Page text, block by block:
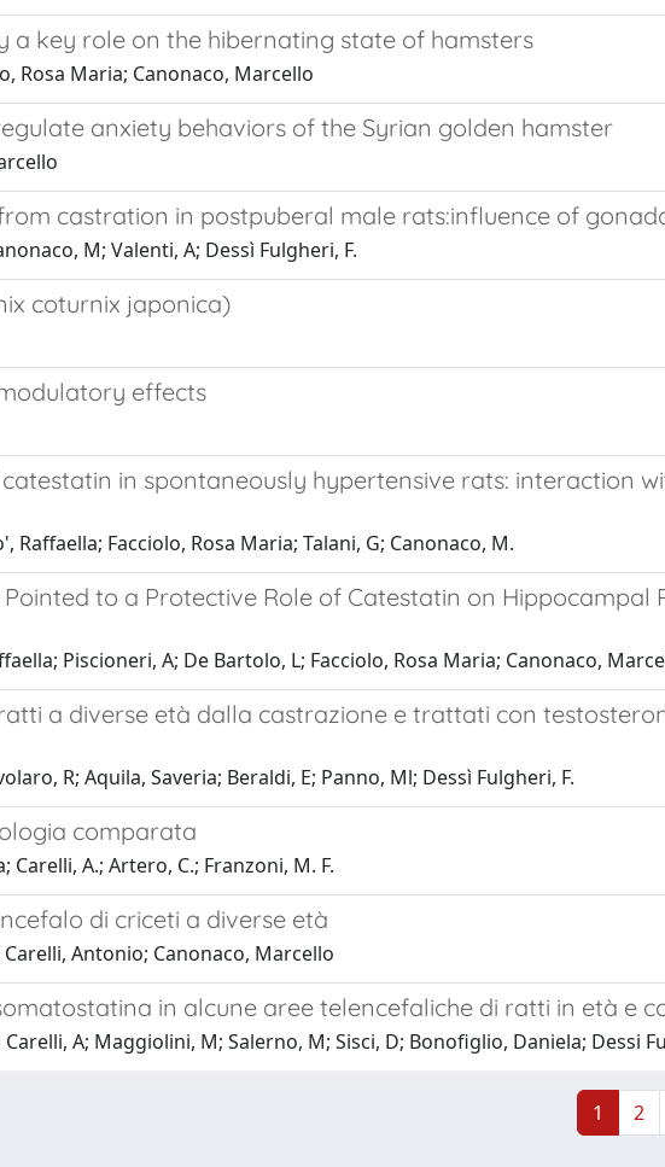
key role on the hibernating state of hamsters
Rosa Maria; Canonaco, Marcello
anxiety behaviors of the Syrian golden hamster
castration in postpuberal male rats:influence of
M; Valenti, A; Dessì Fulgheri, F.
coturnix japonica)
effects
in spontaneously hypertensive rats: interaction
Raffaella; Facciolo, Rosa Maria; Talani, G; Canonaco, M.
to a Protective Role of Catestatin on Hippocampal
Piscioneri, A; De Bartolo, L; Facciolo, Rosa Maria; Canonaco,
a diverse età dalla castrazione e trattati con
R; Aquila, Saveria; Beraldi, E; Panno, Ml; Dessì Fulgheri, F.
comparata
Carelli, A.; Artero, C.; Franzoni, M. F.
di criceti a diverse età
Antonio; Canonaco, Marcello
in alcune aree telencefaliche di ratti in età e
A; Maggiolini, M; Salerno, M; Sisci, D; Bonofiglio, Daniela; Dessi
1 2